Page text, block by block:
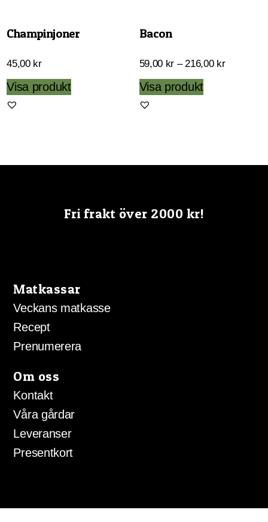
produktsidan
Champinjoner
45,00 kr
Visa produkt
Bacon
59,00 kr – 216,00 kr
Visa produktDen
varianter.
alternativen
Fri frakt över 2000 kr!
Matkassar
Veckans matkasse
Recept
Prenumerera
Om oss
Kontakt
Våra gårdar
Leveranser
Presentkort